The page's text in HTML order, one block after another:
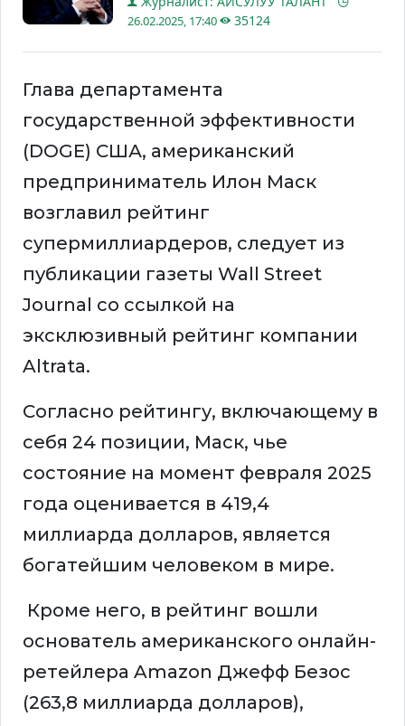
26.02.2025, 17:40 35124
Глава департамента
государственной эффективности
(DOGE) США, американский
предприниматель Илон Маск
возглавил рейтинг
супермиллиардеров, следует из
публикации газеты Wall Street
Journal со ссылкой на
эксклюзивный рейтинг компании
Altrata.
Согласно рейтингу, включающему в
себя 24 позиции, Маск, чье
состояние на момент февраля 2025
года оценивается в 419,4
миллиарда долларов, является
богатейшим человеком в мире.
Кроме него, в рейтинг вошли
основатель американского онлайн-
ретейлера Amazon Джефф Безос
(263,8 миллиарда долларов),